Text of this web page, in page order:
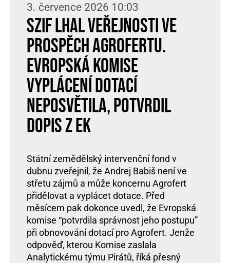
3. července 2026 10:03
SZIF lhal veřejnosti ve
prospěch Agrofertu.
Evropská komise
vyplácení dotací
neposvětila, potvrdil
dopis z EK
Státní zemědělský intervenční fond v
dubnu zveřejnil, že Andrej Babiš není ve
střetu zájmů a může koncernu Agrofert
přidělovat a vyplácet dotace. Před
měsícem pak dokonce uvedl, že Evropská
komise “potvrdila správnost jeho postupu”
při obnovování dotací pro Agrofert. Jenže
odpověď, kterou Komise zaslala
Analytickému týmu Pirátů, říká přesný